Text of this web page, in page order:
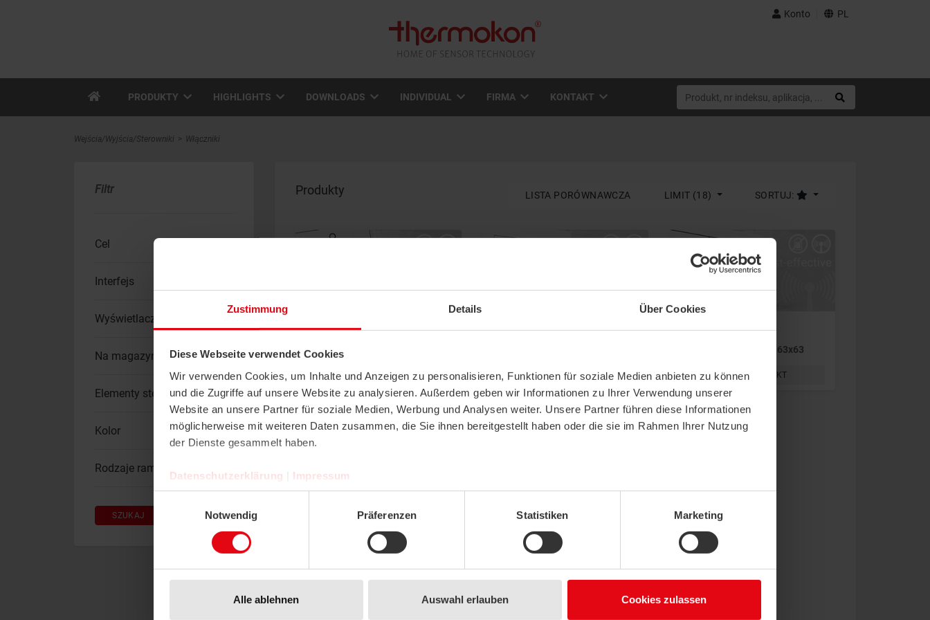
Zustimmung Details Über Cookies
Diese Webseite verwendet Cookies
Wir verwenden Cookies, um Inhalte und Anzeigen zu personalisieren, Funktionen für soziale Medien anbieten zu können
und die Zugriffe auf unsere Website zu analysieren. Außerdem geben wir Informationen zu Ihrer Verwendung unserer
Website an unsere Partner für soziale Medien, Werbung und Analysen weiter. Unsere Partner führen diese Informationen
möglicherweise mit weiteren Daten zusammen, die Sie ihnen bereitgestellt haben oder die sie im Rahmen Ihrer Nutzung
der Dienste gesammelt haben.
Datenschutzerklärung
Impressum
Notwendig
Präferenzen Statistiken Marketing
Alle ablehnen Auswahl erlauben Cookies zulassen
Konto PL
PRODUKTY HIGHLIGHTS DOWNLOADS INDIVIDUAL FIRMA KONTAKT
Wejścia/Wyjścia/Sterowniki Włączniki
Filtr
Cel
Interfejs
Wyświetlacz
Na magazynie
Elementy sterujące
Kolor
Rodzaje ramek
SZUKAJ RESETUJ
Produkty LISTA PORÓWNAWCZA LIMIT (18) SORTUJ:
Przełącznik
Radio Przełączniki Mini
POKAŻ PRODUKT
Przełącznik
POKAŻ PRODUKT
Przełącznik
Radio Przełączniki BJ 63x63
POKAŻ PRODUKT
Radio Przełączniki Jung LS 990
POKAŻ PRODUKT
Przełącznik
Nadajniki ręczny
POKAŻ PRODUKT